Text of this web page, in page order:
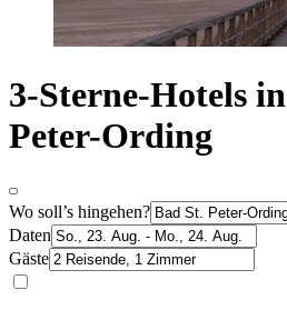
3-Sterne-Hotels
Peter-Ording
Wo soll’s hingehen?
Daten
Gäste